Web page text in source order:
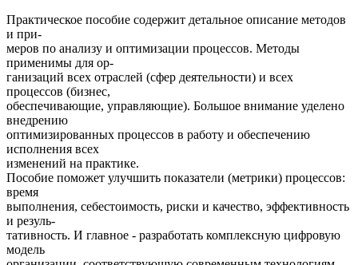
Практическое пособие содержит детальное описание методов
и при-
меров по анализу и оптимизации процессов. Методы
применимы для ор-
ганизаций всех отраслей (сфер деятельности) и всех
процессов (бизнес,
обеспечивающие, управляющие). Большое внимание уделено
внедрению
оптимизированных процессов в работу и обеспечению
исполнения всех
изменений на практике.
Пособие поможет улучшить показатели (метрики) процессов:
время
выполнения, себестоимость, риски и качество, эффективность
и резуль-
тативность. И главное - разработать комплексную цифровую
модель